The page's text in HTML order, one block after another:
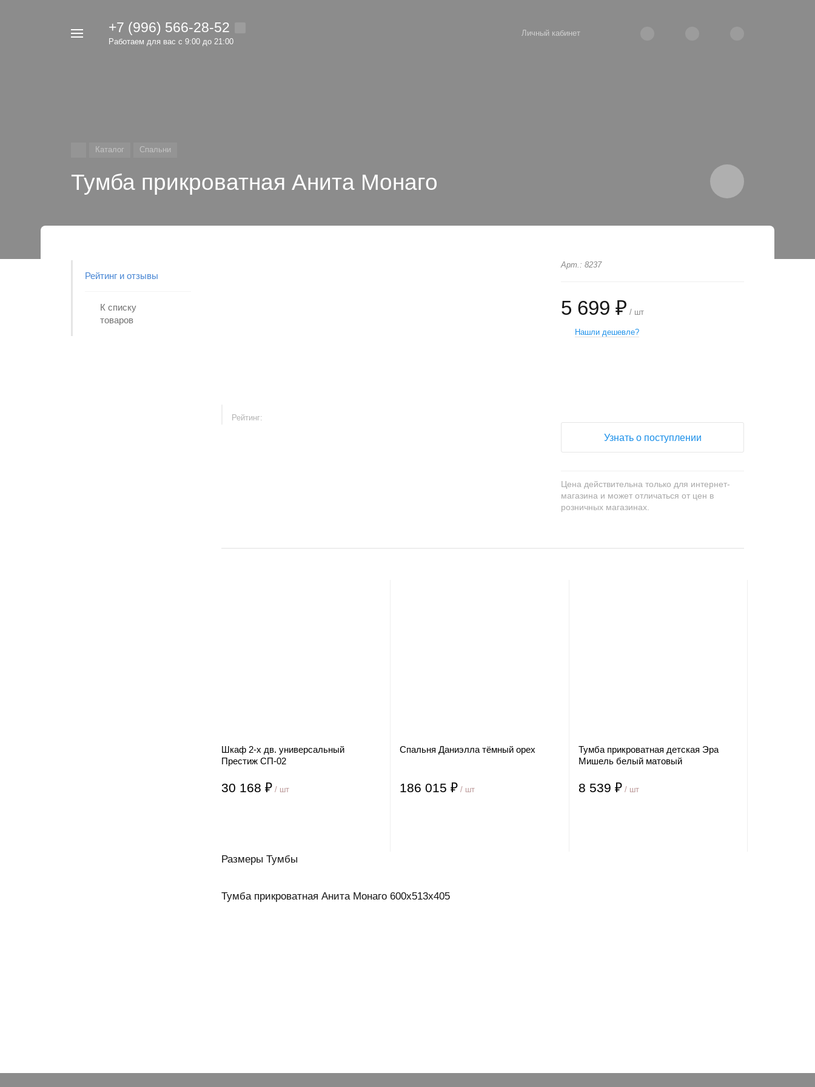
+7 (996) 566-28-52
Работаем для вас с 9:00 до 21:00
Личный кабинет
Каталог Спальни
Тумба прикроватная Анита Монаго
Рейтинг и отзывы
К списку
товаров
Рейтинг:
Арт.: 8237
5 699 ₽ / шт
Нашли дешевле?
Узнать о поступлении
Цена действительна только для интернет-
магазина и может отличаться от цен в
розничных магазинах.
Шкаф 2-х дв. универсальный
Престиж СП-02
30 168 ₽ / шт
Спальня Даниэлла тёмный орех
186 015 ₽ / шт
Тумба прикроватная детская Эра
Мишель белый матовый
8 539 ₽/ шт
Размеры Тумбы
Тумба прикроватная Анита Монаго 600х513х405